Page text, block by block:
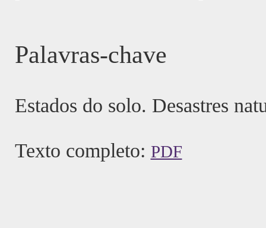
Palavras-chave
Estados do solo. Desastres
Texto completo: PDF